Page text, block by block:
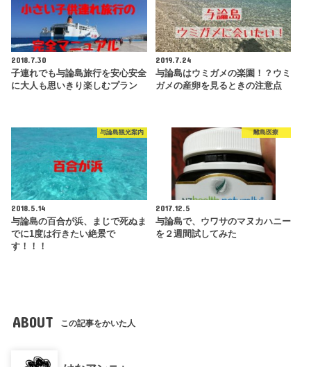
2018.7.30
子連れでも与論島旅行を安心安全
に大人も思いきり楽しむプラン
2019.7.24
与論島はウミガメの楽園！？ウミ
ガメの産卵を見るときの注意点
与論島観光案内
2018.5.14
与論島の百合が浜、まじで死ぬま
でに1度は行きたい絶景で
す！！！
離島医療
2017.12.5
与論島で、ウワサのマヌカハニー
を２週間試してみた
ABOUT この記事をかいた人